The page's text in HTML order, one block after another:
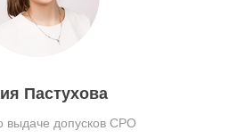
Пастухова
выдаче допусков СРО